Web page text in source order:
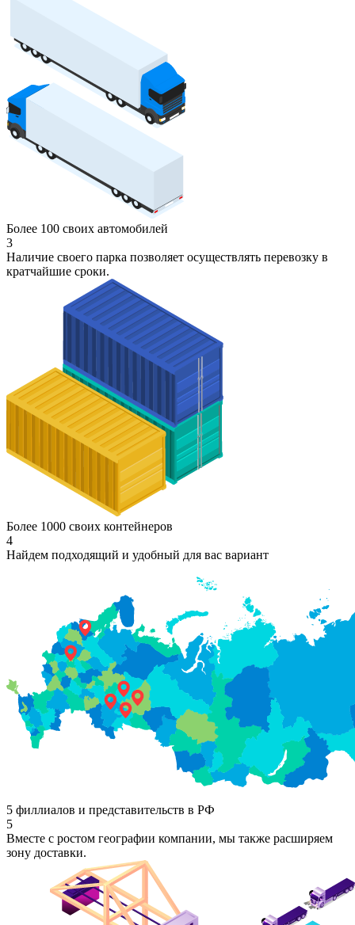
Более 100 своих автомобилей
3
Наличие своего парка позволяет осуществлять перевозку в
кратчайшие сроки.
Более 1000 своих контейнеров
4
Найдем подходящий и удобный для вас вариант
5 филлиалов и представительств в РФ
5
Вместе с ростом географии компании, мы также расширяем
зону доставки.